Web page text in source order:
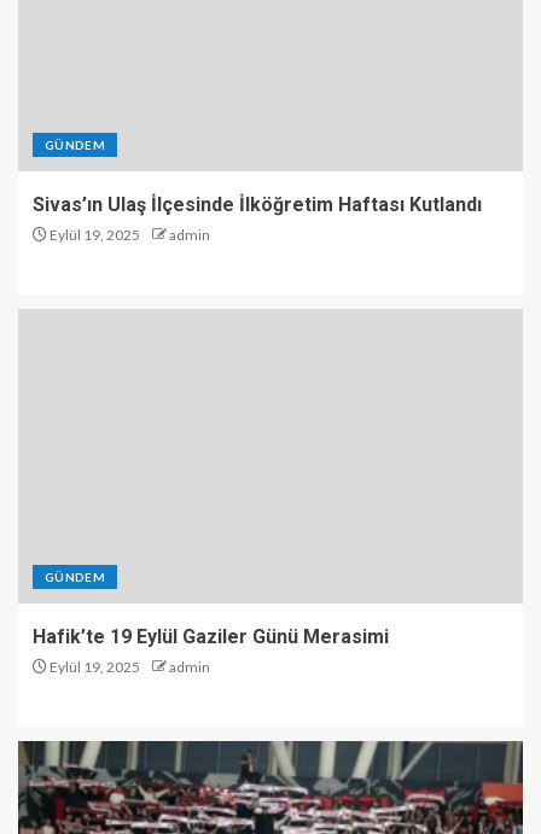
GÜNDEM
Sivas’ın Ulaş İlçesinde İlköğretim Haftası Kutlandı
Eylül 19, 2025 admin
GÜNDEM
Hafik’te 19 Eylül Gaziler Günü Merasimi
Eylül 19, 2025 admin